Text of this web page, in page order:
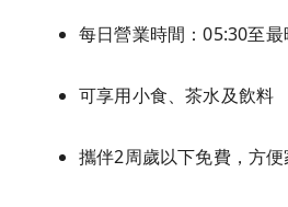
每日營業時間：05:30至
可享用小食、茶水及飲料
攜伴2周歲以下免費，方